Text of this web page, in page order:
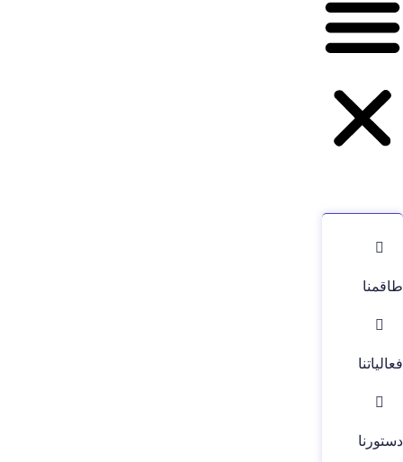
طاقمنا
فعالياتنا
دستورنا